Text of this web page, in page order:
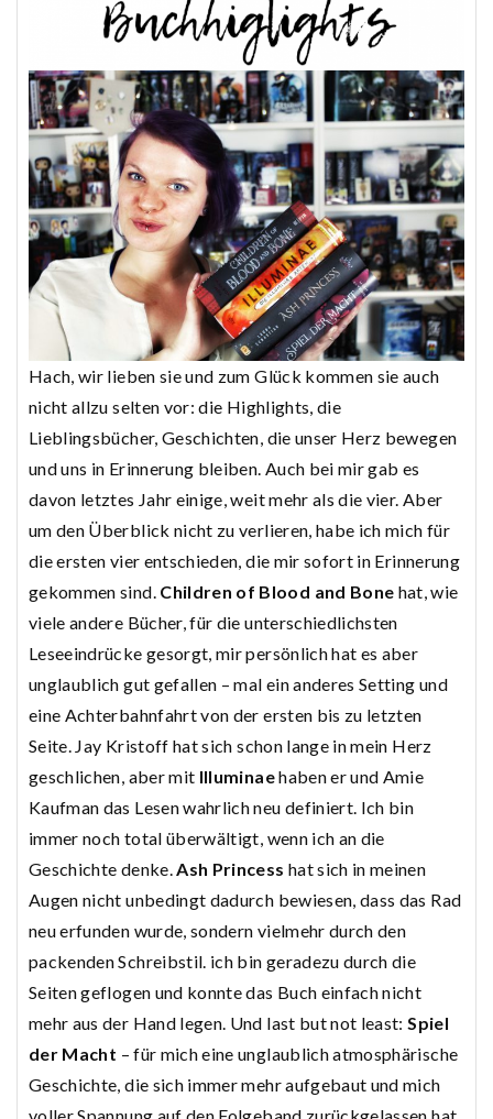
Hach, wir lieben sie und zum Glück kommen sie auch
nicht allzu selten vor: die Highlights, die
Lieblingsbücher, Geschichten, die unser Herz bewegen
und uns in Erinnerung bleiben. Auch bei mir gab es
davon letztes Jahr einige, weit mehr als die vier. Aber
um den Überblick nicht zu verlieren, habe ich mich für
die ersten vier entschieden, die mir sofort in Erinnerung
gekommen sind. Children of Blood and Bone hat, wie
viele andere Bücher, für die unterschiedlichsten
Leseeindrücke gesorgt, mir persönlich hat es aber
unglaublich gut gefallen – mal ein anderes Setting und
eine Achterbahnfahrt von der ersten bis zu letzten
Seite. Jay Kristoff hat sich schon lange in mein Herz
geschlichen, aber mit Illuminaehaben er und Amie
Kaufman das Lesen wahrlich neu definiert. Ich bin
immer noch total überwältigt, wenn ich an die
Geschichte denke. Ash Princess hat sich in meinen
Augen nicht unbedingt dadurch bewiesen, dass das Rad
neu erfunden wurde, sondern vielmehr durch den
packenden Schreibstil. ich bin geradezu durch die
Seiten geflogen und konnte das Buch einfach nicht
mehr aus der Hand legen. Und last but not least: Spiel
der Macht – für mich eine unglaublich atmosphärische
Geschichte, die sich immer mehr aufgebaut und mich